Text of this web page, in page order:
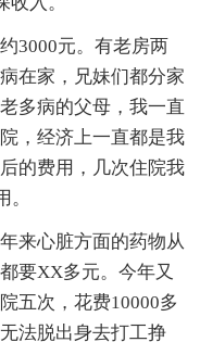
3000元。有老房两
在家，兄妹们都分家
多病的父母，我一直
，经济上一直都是我
的费用，几次住院我
来心脏方面的药物从
要XX多元。今年又
五次，花费10000多
法脱出身去打工挣